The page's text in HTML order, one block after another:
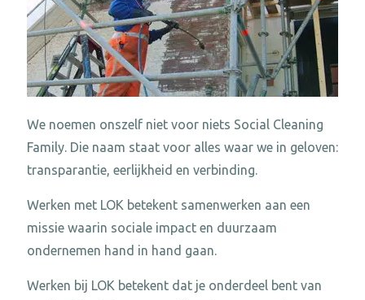
We noemen onszelf niet voor niets Social Cleaning
Family. Die naam staat voor alles waar we in geloven:
transparantie, eerlijkheid en verbinding.
Werken met LOK betekent samenwerken aan een
missie waarin sociale impact en duurzaam
ondernemen hand in hand gaan.
Werken bij LOK betekent dat je onderdeel bent van